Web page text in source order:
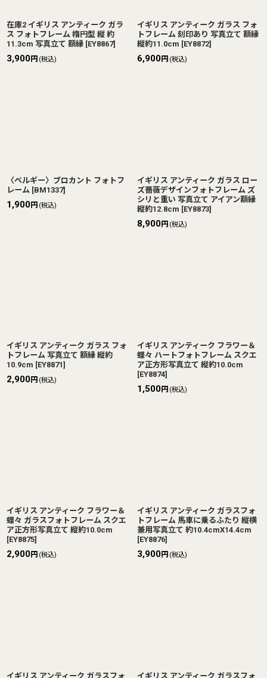
在庫2 イギリス アンティーク ガラ
ス フォトフレーム 楕円型 縦 約
11.3cm 写真立て 額縁 [EY8867]
3,900円 (税込)
イギリス アンティーク ガラス フォ
トフレーム 刻印あり 写真立て 額縁
縦約11.0cm [EY8872]
6,900円 (税込)
〈ベルギー〉ブロカント フォトフ
レーム [BM1337]
1,900円 (税込)
イギリス アンティーク ガラス ロー
ズ薔薇デザインフォトフレーム ズ
シリと重い 写真立て アイアン額縁
縦約12.8cm [EY8873]
8,900円 (税込)
イギリス アンティーク ガラス フォ
トフレーム 写真立て 額縁 縦約
10.9cm [EY8871]
2,900円 (税込)
イギリス アンティーク フラワー＆
蝶々 ハートフォトフレーム スクエ
ア正方形写真立て 縦約10.0cm
[EY8874]
1,500円 (税込)
イギリス アンティーク フラワー＆
蝶々 ガラスフォトフレーム スクエ
ア正方形写真立て 縦約10.0cm
[EY8875]
2,900円 (税込)
イギリス アンティーク ガラスフォ
トフレーム 馬車に乗るふたり 縦横
兼用写真立て 約10.4cmX14.4cm
[EY8876]
3,900円 (税込)
イギリス アンティーク ガラスフォ イギリス アンティーク ガラスフォ